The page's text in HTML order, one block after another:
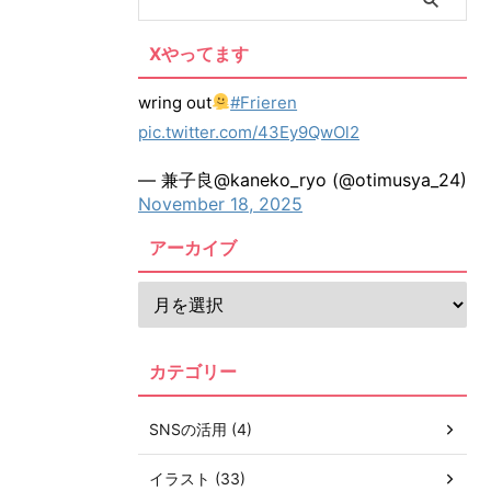
Xやってます
wring out
#Frieren
pic.twitter.com/43Ey9QwOl2
— 兼子良@kaneko_ryo (@otimusya_24)
November 18, 2025
アーカイブ
カテゴリー
SNSの活用 (4)
イラスト (33)